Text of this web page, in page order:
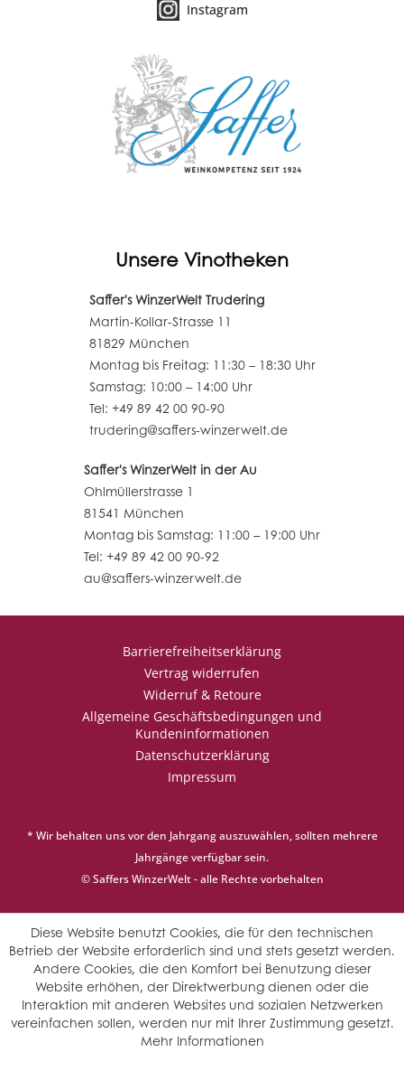
Instagram
Unsere Vinotheken
Saffer's WinzerWelt Trudering
Martin-Kollar-Strasse 11
81829 München
Montag bis Freitag: 11:30 – 18:30 Uhr
Samstag: 10:00 – 14:00 Uhr
Tel: +49 89 42 00 90-90
trudering@saffers-winzerwelt.de
Saffer's WinzerWelt in der Au
Ohlmüllerstrasse 1
81541 München
Montag bis Samstag: 11:00 – 19:00 Uhr
Tel: +49 89 42 00 90-92
au@saffers-winzerwelt.de
Barrierefreiheitserklärung
Vertrag widerrufen
Widerruf & Retoure
Allgemeine Geschäftsbedingungen und
Kundeninformationen
Datenschutzerklärung
Impressum
* Wir behalten uns vor den Jahrgang auszuwählen, sollten mehrere
Jahrgänge verfügbar sein.
© Saffers WinzerWelt - alle Rechte vorbehalten
Diese Website benutzt Cookies, die für den technischen
Betrieb der Website erforderlich sind und stets gesetzt werden.
Andere Cookies, die den Komfort bei Benutzung dieser
Website erhöhen, der Direktwerbung dienen oder die
Interaktion mit anderen Websites und sozialen Netzwerken
vereinfachen sollen, werden nur mit Ihrer Zustimmung gesetzt.
Mehr Informationen